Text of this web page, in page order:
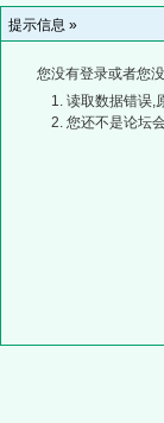
提示信息 »
您没有登录或者您
读取数据错误,
您还不是论坛